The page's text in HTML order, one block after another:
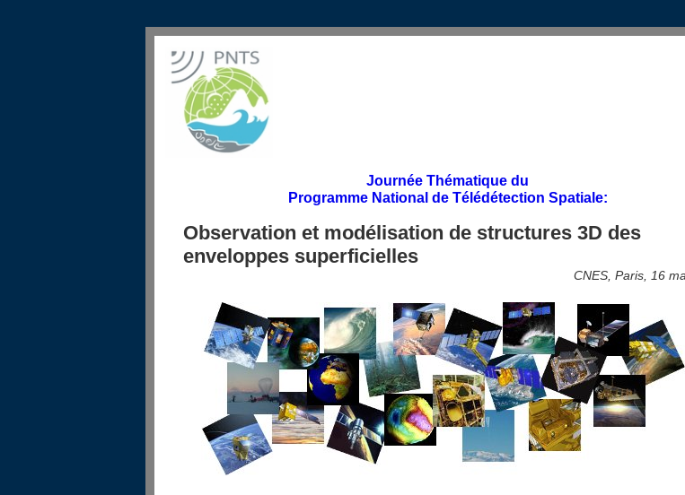
Journée Thématique du
Programme National de Télédétection Spatiale:
Observation et modélisation de structures 3D des
enveloppes superficielles
CNES, Paris, 16